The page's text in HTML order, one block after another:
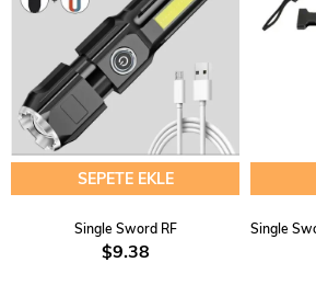
SEPETE EKLE
Single Sword RF
$9.38